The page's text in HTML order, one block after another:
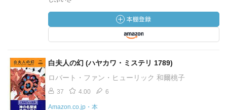
白夫人の幻 (ハヤカワ・ミステリ 1789)
ロバート・ファン・ヒューリック 和爾桃子
37 4.00 6
Amazon.co.jp・本